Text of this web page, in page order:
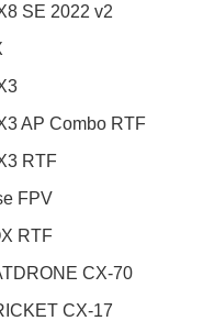
SE 2022 v2
AP Combo RTF
RTF
FPV
RTF
CX-70
CX-17